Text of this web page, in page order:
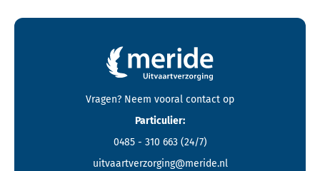
Contactgegevens en footer menu van Meride
Vragen? Neem vooral contact op
Particulier:
0485 - 310 663 (24/7)
uitvaartverzorging@meride.nl